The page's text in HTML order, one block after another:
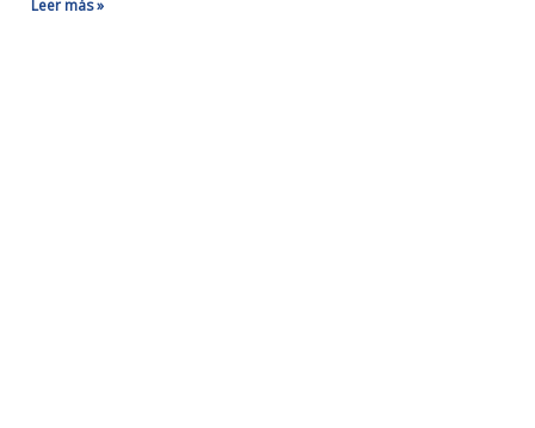
Leer más »